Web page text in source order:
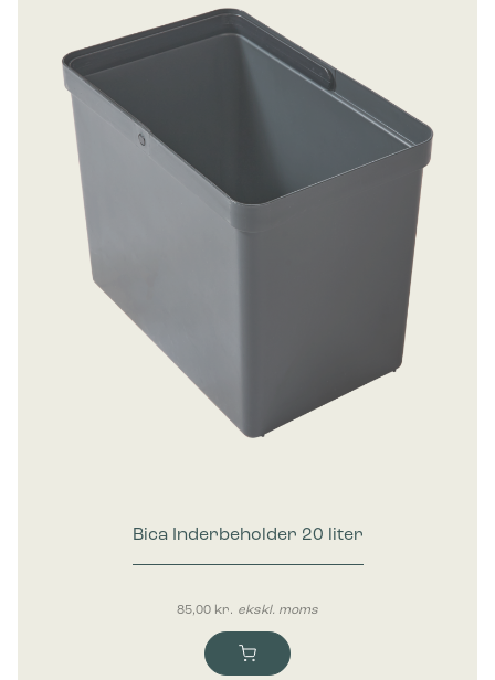
Bica Inderbeholder 20 liter
85,00 kr. ekskl. moms